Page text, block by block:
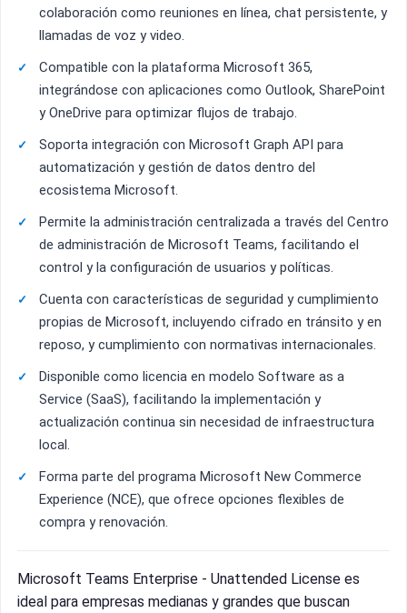
colaboración como reuniones en línea, chat persistente, y
llamadas de voz y video.
Compatible con la plataforma Microsoft 365,
integrándose con aplicaciones como Outlook, SharePoint
y OneDrive para optimizar flujos de trabajo.
Soporta integración con Microsoft Graph API para
automatización y gestión de datos dentro del
ecosistema Microsoft.
Permite la administración centralizada a través del Centro
de administración de Microsoft Teams, facilitando el
control y la configuración de usuarios y políticas.
Cuenta con características de seguridad y cumplimiento
propias de Microsoft, incluyendo cifrado en tránsito y en
reposo, y cumplimiento con normativas internacionales.
Disponible como licencia en modelo Software as a
Service (SaaS), facilitando la implementación y
actualización continua sin necesidad de infraestructura
local.
Forma parte del programa Microsoft New Commerce
Experience (NCE), que ofrece opciones flexibles de
compra y renovación.
Microsoft Teams Enterprise - Unattended License es
ideal para empresas medianas y grandes que buscan